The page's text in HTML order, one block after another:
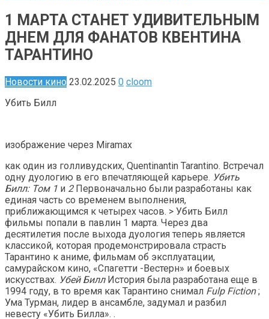
1 МАРТА СТАНЕТ УДИВИТЕЛЬНЫМ
ДНЕМ ​​ДЛЯ ФАНАТОВ КВЕНТИНА
ТАРАНТИНО
Новости кино 23.02.2025 0 cloom
Убить Билл
изображение через Miramax
как один из голливудских, Quentinantin Tarantino. Встречал
одну дуологию в его впечатляющей карьере. Убить
Билл: Том 1 и 2 Первоначально были разработаны как
единая часть со временем выполнения,
приближающимся к четырех часов. > Убить Билл
фильмы попали в павлин 1 марта. Через два
десятилетия после выхода дуология теперь является
классикой, которая продемонстрировала страсть
Тарантино к аниме, фильмам об эксплуатации,
самурайском кино, «Спагетти -Вестерн» и боевых
искусствах. Убей Билл История была разработана еще в
1994 году, в то время как Тарантино снимал Fulp Fiction;
Ума Турман, лидер в ансамбле, задумал и разбил
невесту «Убить Билла». .